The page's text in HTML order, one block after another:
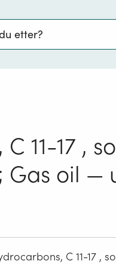
11-17 ,
Gas oil —
C 11-17 ,